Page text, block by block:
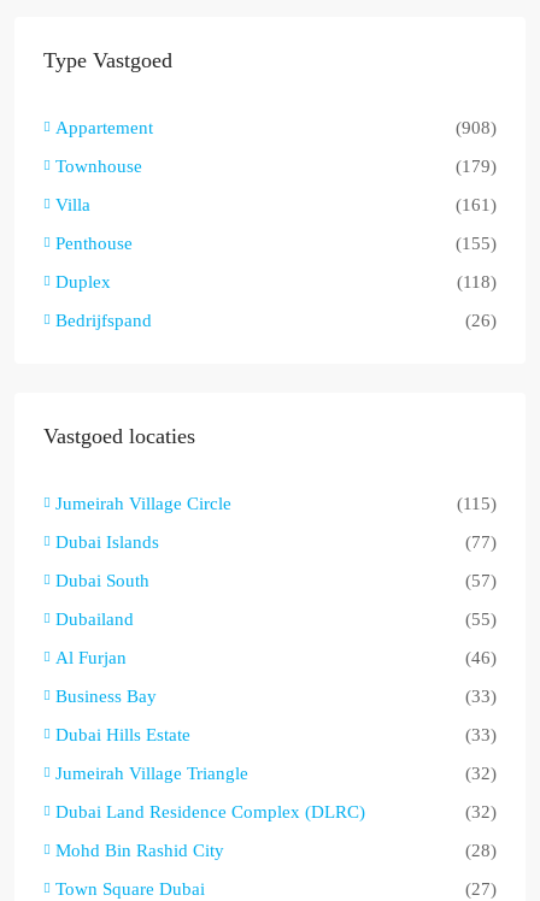
Type Vastgoed
Appartement
(908)
Townhouse
(179)
Villa
(161)
Penthouse
(155)
Duplex
(118)
Bedrijfspand
(26)
Vastgoed locaties
Jumeirah Village Circle
(115)
Dubai Islands
(77)
Dubai South
(57)
Dubailand
(55)
Al Furjan
(46)
Business Bay
(33)
Dubai Hills Estate
(33)
Jumeirah Village Triangle
(32)
Dubai Land Residence Complex (DLRC)
(32)
Mohd Bin Rashid City
(28)
Town Square Dubai
(27)